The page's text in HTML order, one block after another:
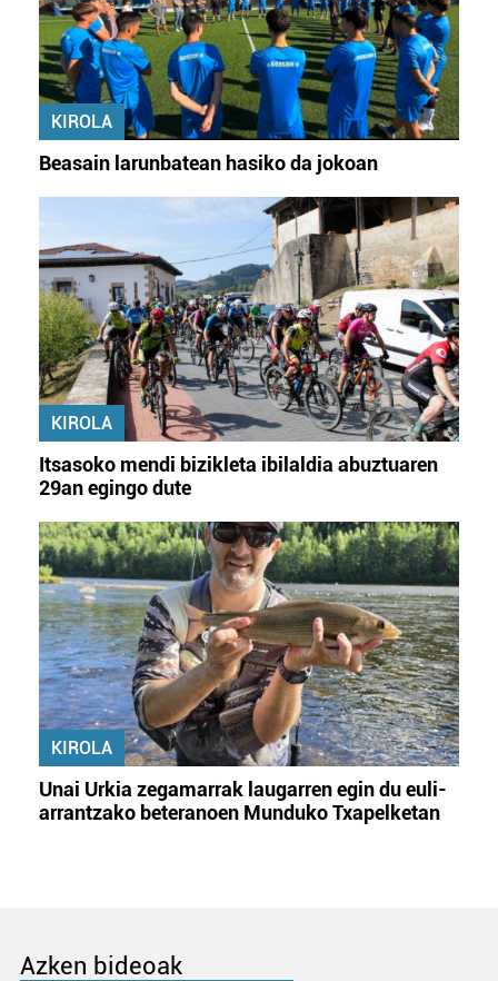
KIROLA
Beasain larunbatean hasiko da jokoan
KIROLA
Itsasoko mendi bizikleta ibilaldia abuztuaren
29an egingo dute
KIROLA
Unai Urkia zegamarrak laugarren egin du euli-
arrantzako beteranoen Munduko Txapelketan
Azken bideoak